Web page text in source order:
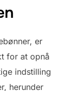
er
for at opnå
indstilling
herunder